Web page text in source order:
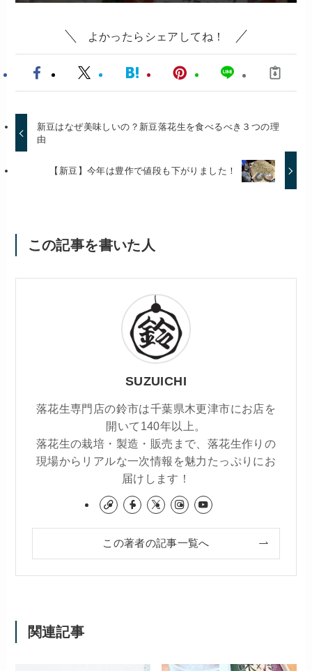
よかったらシェアしてね！
新豆はなぜ美味しいの？新豆落花生を食べるべき３つの理
由
【新豆】今年は豊作で値段も下がりました！
この記事を書いた人
SUZUICHI
落花生専門店の鈴市は千葉県木更津市にお店を
開いて140年以上。
落花生の栽培・製造・販売まで、落花生作りの
現場からリアルな一次情報を魅力たっぷりにお
届けします！
この著者の記事一覧へ
関連記事